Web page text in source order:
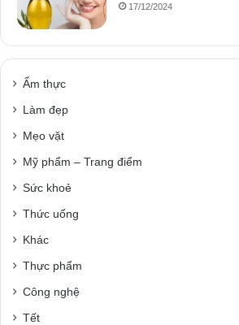
17/12/2024
Ẩm thực
Làm đẹp
Mẹo vặt
Mỹ phẩm – Trang điểm
Sức khoẻ
Thức uống
Khác
Thực phẩm
Công nghệ
Tết